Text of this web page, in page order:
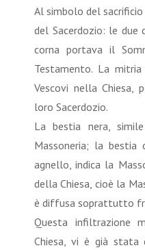
Al simbolo del
del Sacerdozio: le due
corna portava il
Testamento. La
Vescovi nella Chiesa,
loro Sacerdozio.
La bestia nera,
Massoneria; la bestia
agnello, indica la
della Chiesa, cioè la
è diffusa soprattutto
Questa infiltrazione
Chiesa, vi è già